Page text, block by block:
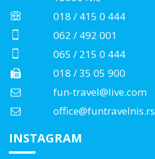
018 / 415 0 444
062 / 492 001
065 / 215 0 444
018 / 35 05 900
fun-travel@live.com
office@funtravelnis.rs
INSTAGRAM